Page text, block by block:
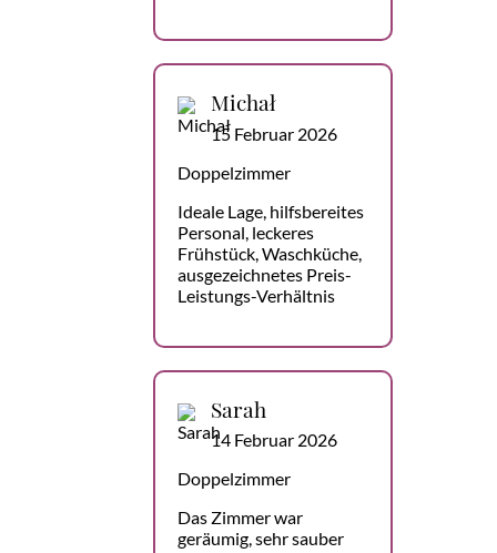
Michał
15 Februar 2026
Doppelzimmer
Ideale Lage, hilfsbereites
Personal, leckeres
Frühstück, Waschküche,
ausgezeichnetes Preis-
Leistungs-Verhältnis
Sarah
14 Februar 2026
Doppelzimmer
Das Zimmer war
geräumig, sehr sauber